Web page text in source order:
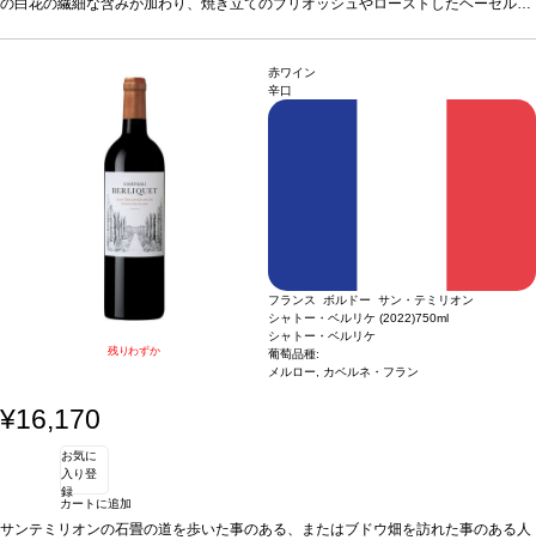
やトーストと見事に調和している。微かなミネラルが深味を与え、持続するフィニ
の白花の繊細な含みが加わり、焼き立てのブリオッシュやローストしたヘーゼルナ
やトーストと見事に調和している。微かなミネラルが深味を与え、持続するフィニ
ッシュが心地良いフレッシュさとエレガンスの余韻へと導く。
ワール 55%、シャルドネ 45%
残りわずか
赤ワイン
辛口
フランス ボルドー サン・テミリオン
シャトー・ベルリケ (2022)750ml
シャトー・ベルリケ
葡萄品種:
メルロー, カベルネ・フラン
¥16,170
お気に
入り登
録
カートに追加
サンテミリオンの石畳の道を歩いた事のある、またはブドウ畑を訪れた事のある人